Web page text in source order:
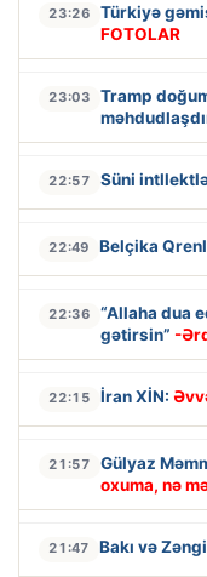
23:26 Türkiyə
FOTOLAR
23:03
Tramp
22:57 Süni
22:49 Belçika
22:36
“Allaha dua
gətirsin” -
22:15 İran XİN:
21:57 Gülyaz
oxuma, nə
21:47 Bakı və